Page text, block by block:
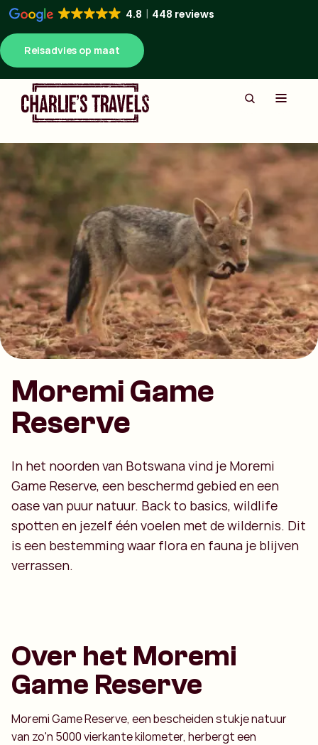
4.8 448 reviews
Reisadvies op maat
Moremi Game
Reserve
In het noorden van Botswana vind je Moremi
Game Reserve, een beschermd gebied en een
oase van puur natuur. Back to basics, wildlife
spotten en jezelf één voelen met de wildernis. Dit
is een bestemming waar flora en fauna je blijven
verrassen.
Over het Moremi
Game Reserve
Moremi Game Reserve, een bescheiden stukje natuur
van zo'n 5000 vierkante kilometer, herbergt een